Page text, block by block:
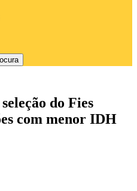
do Fies
com menor IDH